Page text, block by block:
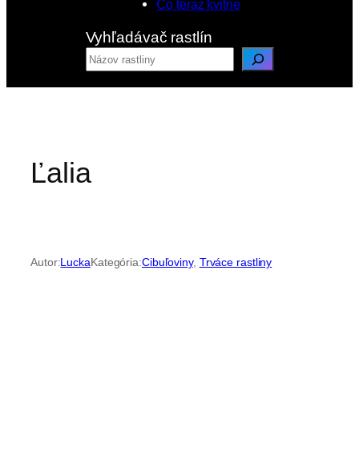
Čo teraz kvitne
Vyhľadávač rastlín
Ľalia
Autor:LuckaKategória:Cibuľoviny, Trváce rastliny